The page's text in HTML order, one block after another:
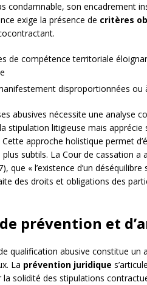
condamnable, son encadrement
exige la présence de critères
de compétence territoriale
disproportionnées ou
abusives nécessite une analyse
stipulation litigieuse mais
Cette approche holistique permet
subtils. La Cour de cassation a
que « l’existence d’un
des droits et obligations des
prévention et
qualification abusive constitue
La prévention juridique
solidité des stipulations